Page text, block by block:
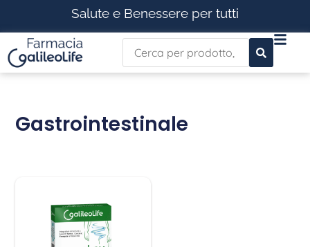
Salute e Benessere per tutti
Gastrointestinale